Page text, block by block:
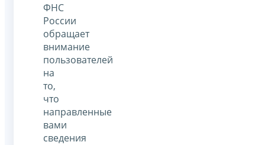
ФНС
России
обращает
внимание
пользователей
на
то,
что
направленные
вами
сведения